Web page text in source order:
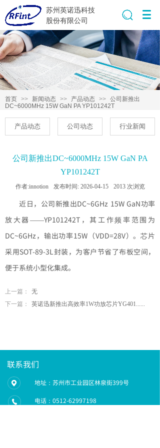
搜索
苏州英诺迅科技
股份有限公司
首页 >> 新闻动态 >> 产品动态 >> 公司新推出
DC~6000MHz 15W GaN PA YP101242T
公司动态 行业新闻
产品动态
公司新推出DC~6000MHz 15W GaN PA
YP101242T
作者:innotion 发布时间: 2026-04-15 2013 次浏览
近日，公司新推出DC~6GHz 15W GaN功率
放大器——YP101242T，其工作频率范围为
DC~6GHz，输出功率15W（VDD=28V）。芯片
采用SOT-89-3L封装，为客户节省了布板空间，
便于系统小型化集成。
上一篇：
无
下一篇：
英诺迅新推出高效率1W功放芯片YG401......
联系我们
地址：苏州市工业园区林泉街399号
电话：0512-62997198